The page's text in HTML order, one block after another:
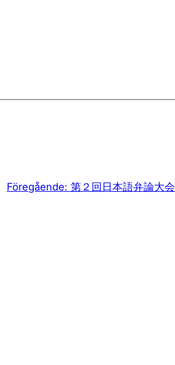
Föregående: 第２回日本語弁論大